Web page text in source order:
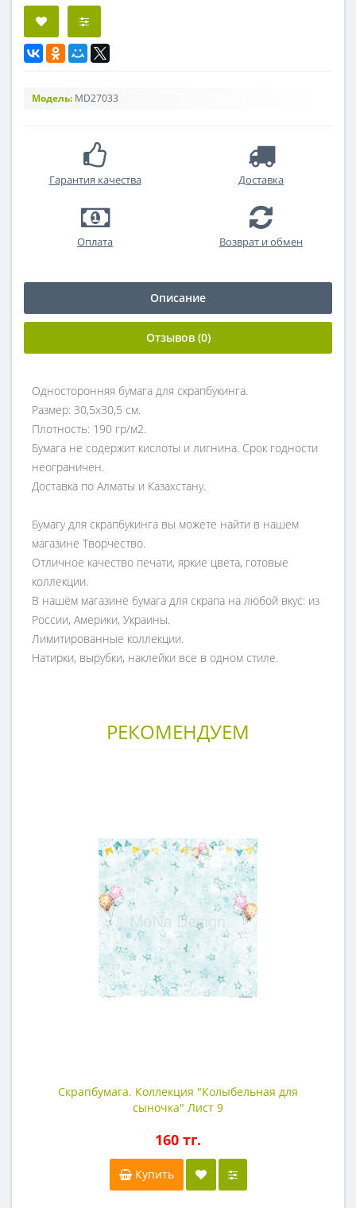
Модель: MD27033
Гарантия качества Доставка
Оплата Возврат и обмен
Описание
Отзывов (0)
Односторонняя бумага для скрапбукинга.
Размер: 30,5х30,5 см.
Плотность: 190 гр/м2.
Бумага не содержит кислоты и лигнина. Срок годности
неограничен.
Доставка по Алматы и Казахстану.
Бумагу для скрапбукинга вы можете найти в нашем
магазине Творчество.
Отличное качество печати, яркие цвета, готовые
коллекции.
В нашем магазине бумага для скрапа на любой вкус: из
России, Америки, Украины.
Лимитированные коллекции.
Натирки, вырубки, наклейки все в одном стиле.
РЕКОМЕНДУЕМ
Скрапбумага. Коллекция "Колыбельная для
сыночка" Лист 9
160 тг.
Купить